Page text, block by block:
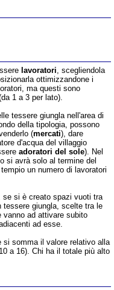
lavoratori, scegliendola
ottimizzandone i
ma questi sono
1 a 3 per lato).
tessere giungla nell'area di
della tipologia, possono
(mercati), dare
d'acqua del villaggio
adoratori del sole). Nel
si avrà solo al termine del
un numero di lavoratori
se si è creato spazi vuoti tra
tessere giungla, scelte tra le
vanno ad attivare subito
ad esse.
si somma il valore relativo alla
a 16). Chi ha il totale più alto